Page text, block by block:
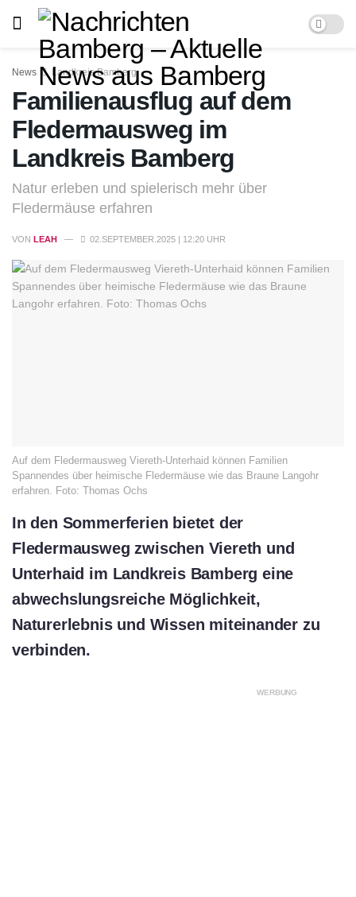
News Landkreis Bamberg
Familienausflug auf dem
Fledermausweg im
Landkreis Bamberg
Natur erleben und spielerisch mehr über
Fledermäuse erfahren
VON LEAH 02.SEPTEMBER.2025 | 12:20 UHR
Auf dem Fledermausweg Viereth-Unterhaid können Familien
Spannendes über heimische Fledermäuse wie das Braune Langohr
erfahren. Foto: Thomas Ochs
In den Sommerferien bietet der
Fledermausweg zwischen Viereth und
Unterhaid im Landkreis Bamberg eine
abwechslungsreiche Möglichkeit,
Naturerlebnis und Wissen miteinander zu
verbinden.
WERBUNG